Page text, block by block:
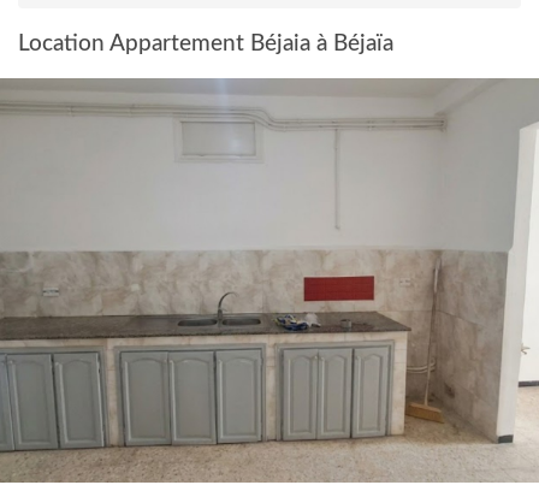
Location Appartement Béjaia à Béjaïa